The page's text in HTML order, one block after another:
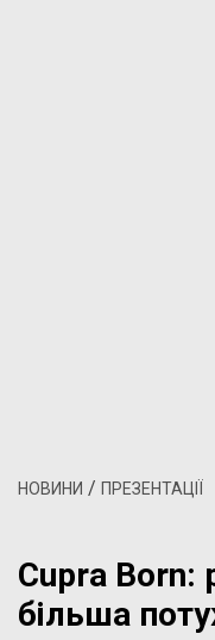
НОВИНИ / ПРЕЗЕНТАЦІЇ
Cupra Born:
більша